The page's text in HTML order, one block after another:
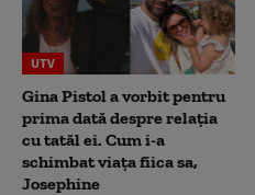
UTV
Gina Pistol a vorbit pentru
prima dată despre relația
cu tatăl ei. Cum i-a
schimbat viața fiica sa,
Josephine